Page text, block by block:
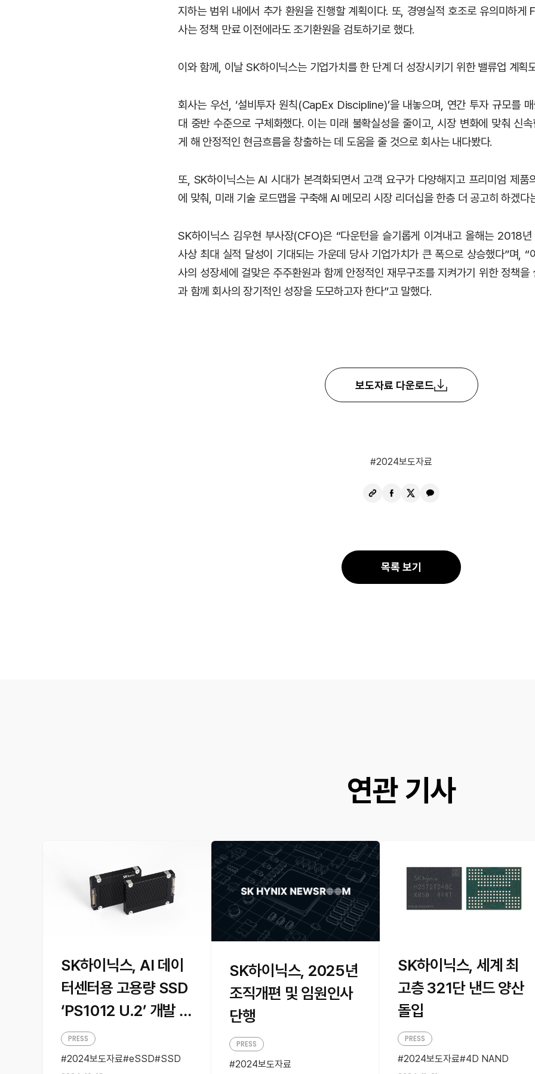
지하는 범위 내에서 추가 환원을 진행할 계획이다. 또, 경영실적 호조로 유의미하게
사는 정책 만료 이전에라도 조기환원을 검토하기로 했다.
이와 함께, 이날 SK하이닉스는 기업가치를 한 단계 더 성장시키기 위한 밸류업 계획
회사는 우선, ‘설비투자 원칙(CapEx Discipline)’을 내놓으며, 연간 투자 규모를
대 중반 수준으로 구체화했다. 이는 미래 불확실성을 줄이고, 시장 변화에 맞춰 신
게 해 안정적인 현금흐름을 창출하는 데 도움을 줄 것으로 회사는 내다봤다.
또, SK하이닉스는 AI 시대가 본격화되면서 고객 요구가 다양해지고 프리미엄 제품
에 맞춰, 미래 기술 로드맵을 구축해 AI 메모리 시장 리더십을 한층 더 공고히 하겠다
SK하이닉스 김우현 부사장(CFO)은 “다운턴을 슬기롭게 이겨내고 올해는 2018
사상 최대 실적 달성이 기대되는 가운데 당사 기업가치가 큰 폭으로 상승했다”며, “
사의 성장세에 걸맞은 주주환원과 함께 안정적인 재무구조를 지켜가기 위한 정책을
과 함께 회사의 장기적인 성장을 도모하고자 한다”고 말했다.
보도자료 다운로드
2024보도자료
URL
페
공
유
X
카
공
목록 보기
연관 기사
SK하이닉스, AI 데이
터센터용 고용량 SSD
‘PS1012 U.2’ 개발 완
료PRESS
2024보도자료 eSSD SSD
SK하이닉스, 2025년
조직개편 및 임원인사
단행
PRESS
2024보도자료
SK하이닉스, 세계 최
고층 321단 낸드 양산
돌입
PRESS
2024보도자료
4D NAND